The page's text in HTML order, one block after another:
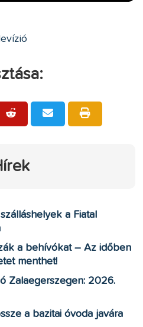
a Fiatal
a behívókat – Az időben
menthet!
Zalaegerszegen: 2026.
a bazitai óvoda javára